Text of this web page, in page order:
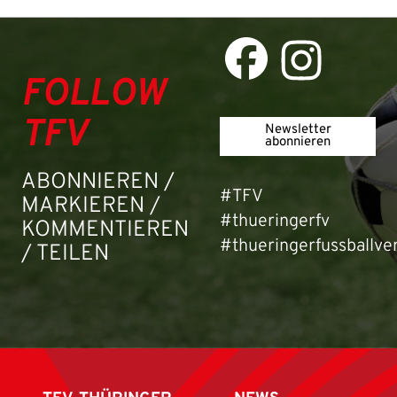
FOLLOW
TFV
ABONNIEREN /
MARKIEREN /
KOMMENTIEREN
/ TEILEN
Newsletter
abonnieren
#TFV
#thueringerfv